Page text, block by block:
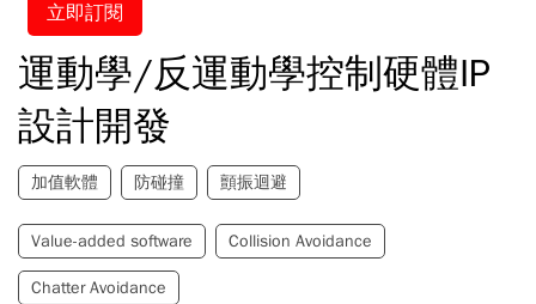
立即訂閱
運動學/反運動學控制硬體IP
設計開發
加值軟體 防碰撞 顫振迴避
Value-added software Collision Avoidance
Chatter Avoidance